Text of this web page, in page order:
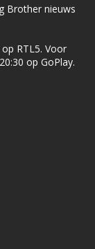
Brother nieuws
RTL5. Voor
op GoPlay.